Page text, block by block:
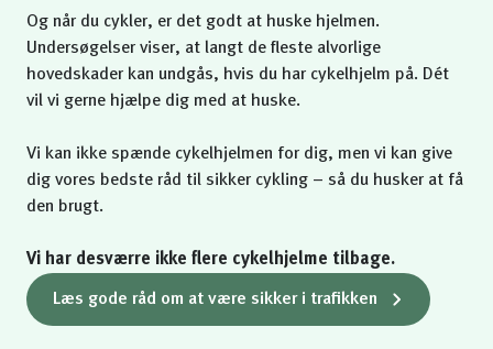
Og når du cykler, er det godt at huske hjelmen.
Undersøgelser viser, at langt de fleste alvorlige
hovedskader kan undgås, hvis du har cykelhjelm på. Dét
vil vi gerne hjælpe dig med at huske.
Vi kan ikke spænde cykelhjelmen for dig, men vi kan give
dig vores bedste råd til sikker cykling – så du husker at få
den brugt.
Vi har desværre ikke flere cykelhjelme tilbage.
Læs gode råd om at være sikker i trafikken